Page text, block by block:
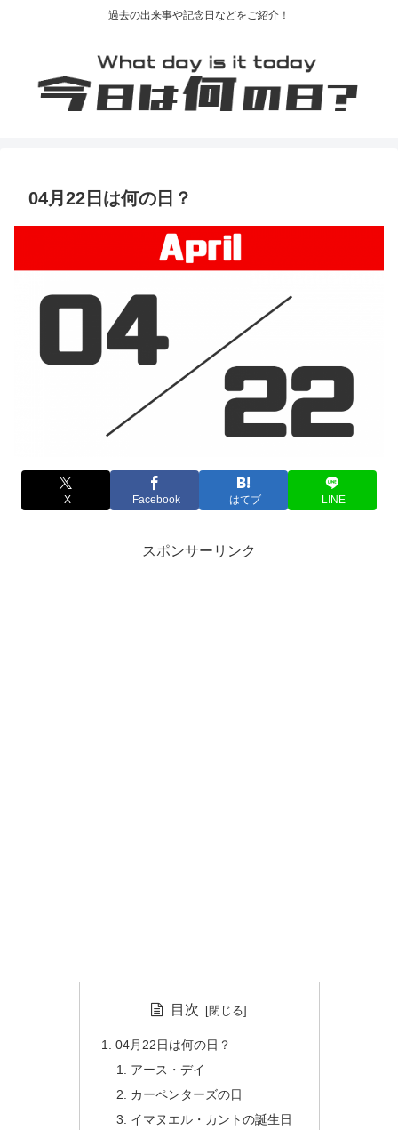
過去の出来事や記念日などをご紹介！
04月22日は何の日？
X Facebook はてブ LINE
スポンサーリンク
目次
04月22日は何の日？
アース・デイ
カーペンターズの日
イマヌエル・カントの誕生日